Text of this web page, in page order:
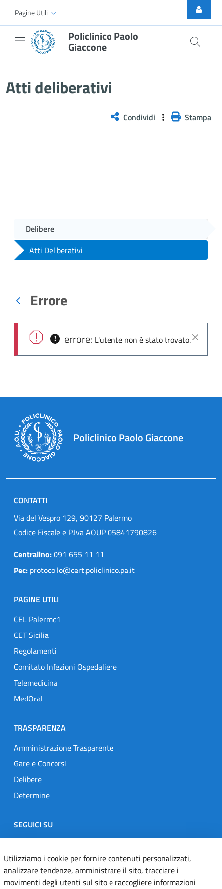
Skip to Main Content
Pagine Utili
Policlinico Paolo
Giaccone
Atti deliberativi
Condividi Stampa
Delibere
Atti Deliberativi
Indietro
Errore
Chiudi
errore: L'utente non è stato trovato.
Policlinico Paolo Giaccone
CONTATTI
Via del Vespro 129, 90127 Palermo
Codice Fiscale e P.Iva AOUP 05841790826
Centralino:091 655 11 11
Pec: protocollo@cert.policlinico.pa.it
PAGINE UTILI
CEL Palermo1
CET Sicilia
Regolamenti
Comitato Infezioni Ospedaliere
Telemedicina
MedOral
TRASPARENZA
Amministrazione Trasparente
Gare e Concorsi
Delibere
Determine
SEGUICI SU
Designers Italia
TwitterInstagramYoutubeLinkedin
Utilizziamo i cookie per fornire contenuti personalizzati,
analizzare tendenze, amministrare il sito, tracciare i
movimenti degli utenti sul sito e raccogliere informazioni